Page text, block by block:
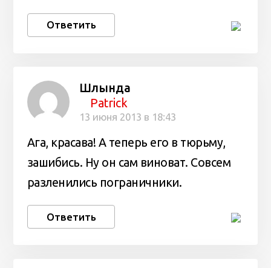
Ответить
Шлында
Patrick
13 июня 2013 в 18:43
Ага, красава! А теперь его в тюрьму,
зашибись. Ну он сам виноват. Совсем
разленились пограничники.
Ответить